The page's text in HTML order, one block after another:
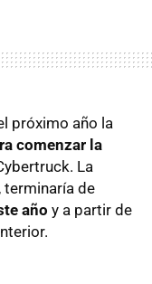
próximo año la
comenzar la
La
de
año y a partir de